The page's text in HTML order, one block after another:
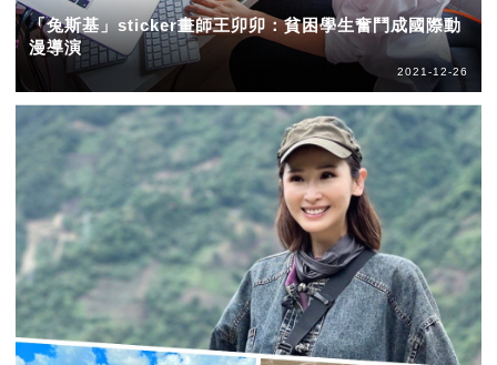
「兔斯基」sticker畫師王卯卯：貧困學生奮鬥成國際動
漫導演
2021-12-26